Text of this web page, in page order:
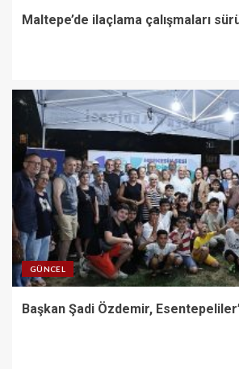
Maltepe’de ilaçlama çalışmaları
GÜNCEL
Başkan Şadi Özdemir,